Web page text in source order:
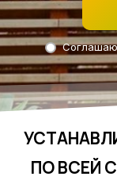
ПО ВСЕЙ